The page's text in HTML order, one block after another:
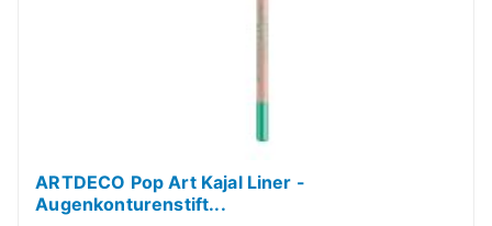
ARTDECO Pop Art Kajal Liner -
Augenkonturenstift...